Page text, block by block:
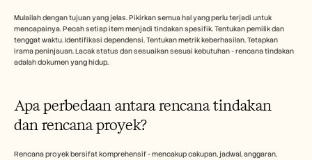
Mulailah dengan tujuan yang jelas. Pikirkan semua hal yang perlu terjadi untuk
mencapainya. Pecah setiap item menjadi tindakan spesifik. Tentukan pemilik dan
tenggat waktu. Identifikasi dependensi. Tentukan metrik keberhasilan. Tetapkan
irama peninjauan. Lacak status dan sesuaikan sesuai kebutuhan - rencana tindakan
adalah dokumen yang hidup.
Apa perbedaan antara rencana tindakan
dan rencana proyek?
Rencana proyek bersifat komprehensif - mencakup cakupan, jadwal, anggaran,